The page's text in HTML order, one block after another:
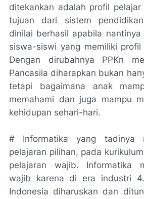
ditekankan adalah profil pelajar
tujuan dari sistem
dinilai berhasil apabila
siswa-siswi yang memiliki profil
Dengan dirubahnya PPKn
Pancasila diharapkan bukan
tetapi bagaimana anak
memahami dan juga mampu
kehidupan sehari-hari.
# Informatika yang tadinya
pelajaran pilihan, pada
pelajaran wajib. Informatika
wajib karena di era industri
Indonesia diharuskan dan